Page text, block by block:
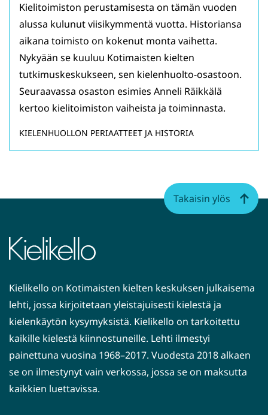
Kielitoimiston perustamisesta on tämän vuoden
alussa kulunut viisikymmentä vuotta. Historiansa
aikana toimisto on kokenut monta vaihetta.
Nykyään se kuuluu Kotimaisten kielten
tutkimuskeskukseen, sen kielenhuolto-osastoon.
Seuraavassa osaston esimies Anneli Räikkälä
kertoo kielitoimiston vaiheista ja toiminnasta.
KIELENHUOLLON PERIAATTEET JA HISTORIA
Kielikello on Kotimaisten kielten keskuksen julkaisema
lehti, jossa kirjoitetaan yleistajuisesti kielestä ja
kielenkäytön kysymyksistä. Kielikello on tarkoitettu
kaikille kielestä kiinnostuneille. Lehti ilmestyi
painettuna vuosina 1968–2017. Vuodesta 2018 alkaen
se on ilmestynyt vain verkossa, jossa se on maksutta
kaikkien luettavissa.
Takaisin ylös